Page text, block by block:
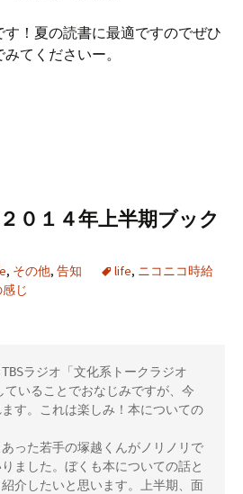
！夏の読書に最適ですのでぜひ
てくださいー。
０１４年上半期ブック
, その他, 告知 life, ニコニコ時給
じ
ラジオ「文化系トークラジオ
いることでおなじみですが、今
す。これは楽しみ！本についての
った若手の塚越くんがノリノリで
ました。ぼくも本についての話と
介したいと思います。上半期、面